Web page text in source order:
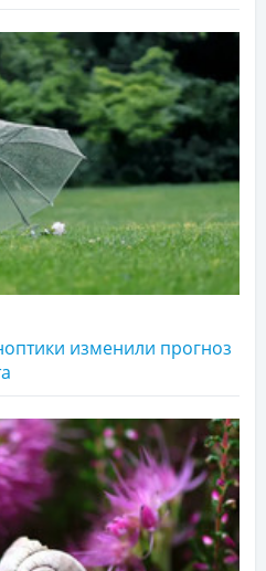
изменили прогноз